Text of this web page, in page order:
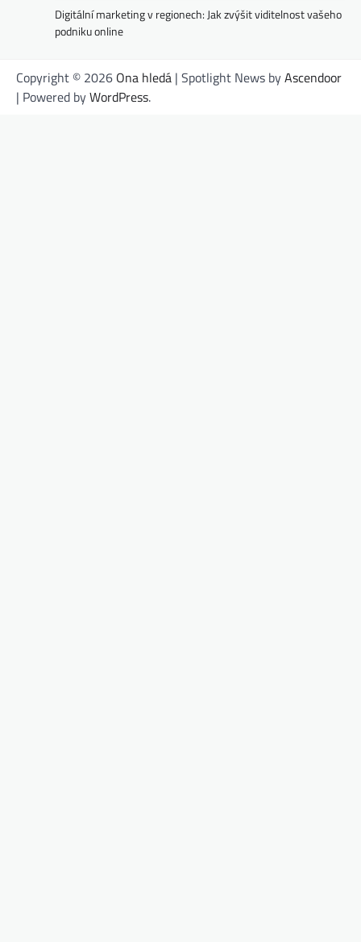
Digitální marketing v regionech: Jak zvýšit viditelnost vašeho
podniku online
Copyright © 2026 Ona hledá | Spotlight News byAscendoor
| Powered byWordPress.